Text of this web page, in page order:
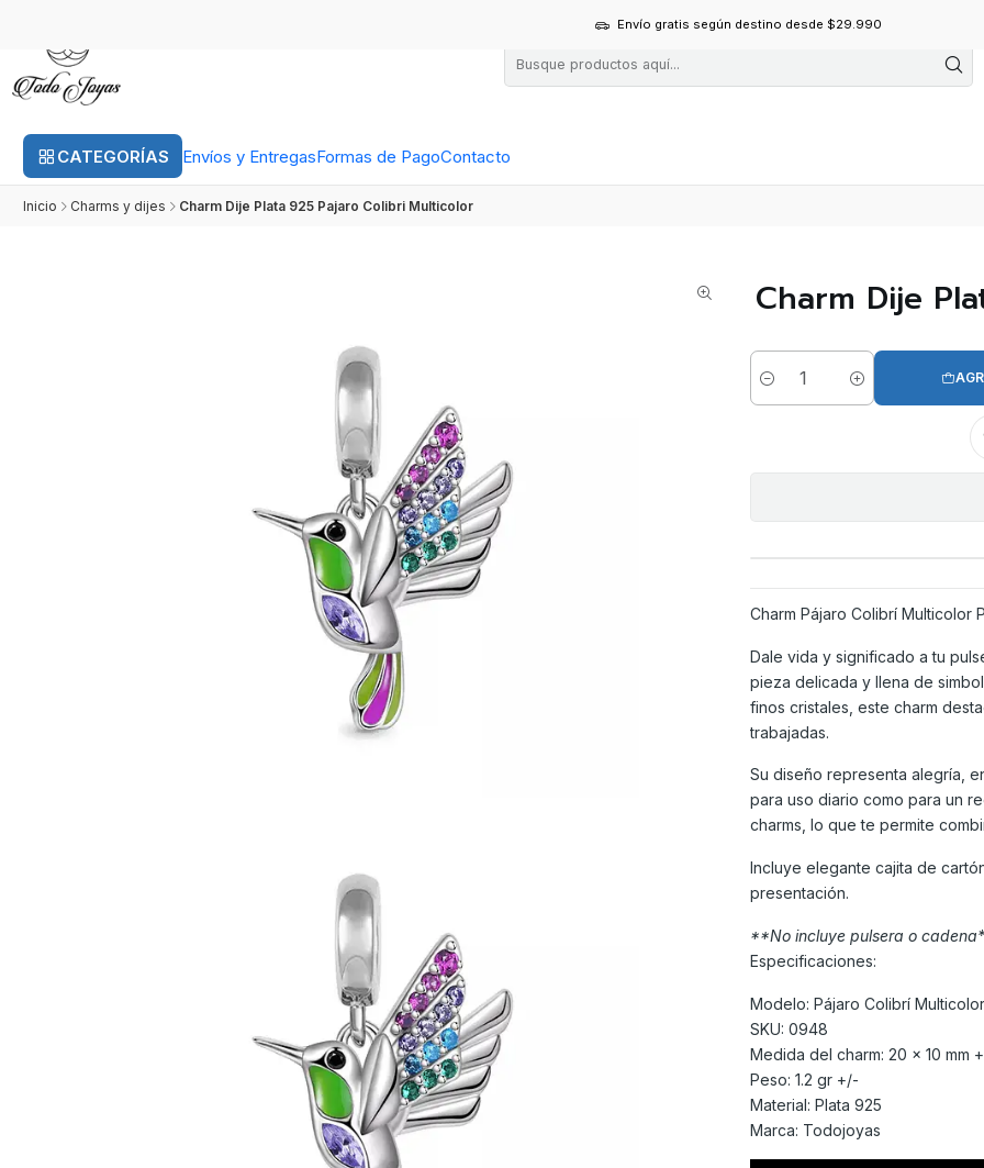
CATEGORÍAS Envíos y EntregasFormas de PagoContacto
Envío gratis según destino desde $29.990
Inicio Charms y dijes Charm Dije Plata 925 Pajaro Colibri Multicolor
Charm Dije
Cantidad
Charm Pájaro Colibrí Multicolor
Dale vida y significado a tu
pieza delicada y llena de
finos cristales, este charm
trabajadas.
Su diseño representa alegría,
para uso diario como para un
charms, lo que te permite
Incluye elegante cajita de
presentación.
**No incluye pulsera o
Especificaciones:
Modelo: Pájaro Colibrí Multicolor
SKU: 0948
Medida del charm: 20 x 10 mm
Peso: 1.2 gr +/-
Material: Plata 925
Marca: Todojoyas